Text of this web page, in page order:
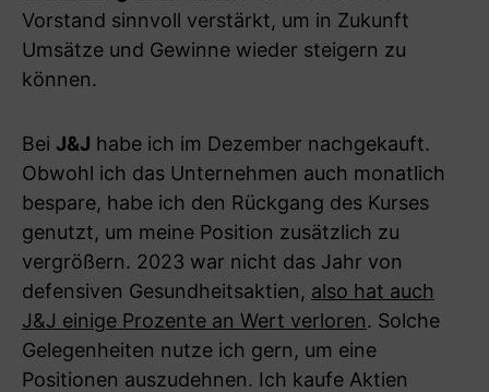
Vorstand sinnvoll verstärkt, um in Zukunft
Umsätze und Gewinne wieder steigern zu
können.
Bei J&J habe ich im Dezember nachgekauft.
Obwohl ich das Unternehmen auch monatlich
bespare, habe ich den Rückgang des Kurses
genutzt, um meine Position zusätzlich zu
vergrößern. 2023 war nicht das Jahr von
defensiven Gesundheitsaktien, also hat auch
J&J einige Prozente an Wert verloren. Solche
Gelegenheiten nutze ich gern, um eine
Positionen auszudehnen. Ich kaufe Aktien